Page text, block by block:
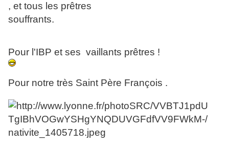
, et tous les prêtres
souffrants.
Pour l'IBP et ses vaillants prêtres !
Pour notre très Saint Père François .